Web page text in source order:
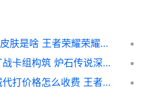
王者荣耀荣耀s30赛季皮肤是啥 王者荣耀荣耀称号
炉石传说深暗领域奥丁战卡组构筑 炉石传说深暗领域迷你包什么时候出
成都王者荣耀荣耀同城代打价格怎么收费 王者荣耀成都哪个区好上排名